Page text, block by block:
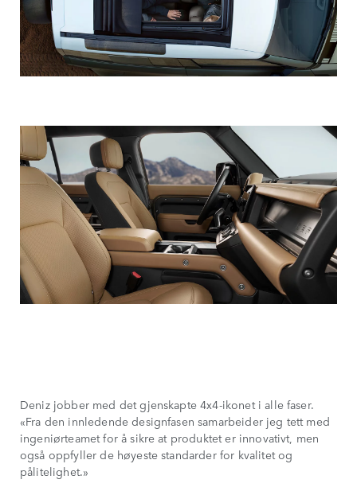
Deniz jobber med det gjenskapte 4x4-ikonet i alle faser.
«Fra den innledende designfasen samarbeider jeg tett med
ingeniørteamet for å sikre at produktet er innovativt, men
også oppfyller de høyeste standarder for kvalitet og
pålitelighet.»